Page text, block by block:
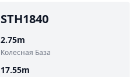
STH1840
Колесная База
2.75m
17.55m